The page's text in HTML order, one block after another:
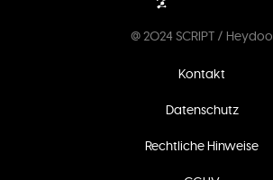
@ 2024 SCRIPT / Heydoo
Kontakt
Datenschutz
Rechtliche Hinweise